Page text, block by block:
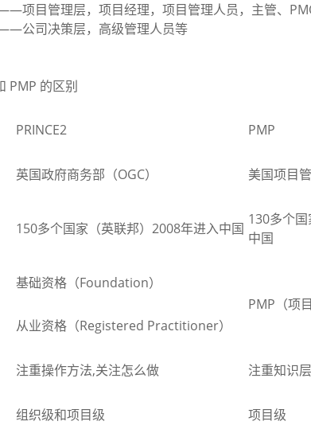
项目管理层，项目经理，项目管理人员，主管、
公司决策层，高级管理人员等
PMP 的区别
PRINCE2 PMP
英国政府商务部（OGC） 美国项目
150多个国家（英联邦） 2008年进入中国
130多个
中国
基础资格 （Foundation）
从业资格 （Registered Practitioner）
PMP（项目
注重操作方法,关注怎么做 注重知识
组织级和项目级 项目级